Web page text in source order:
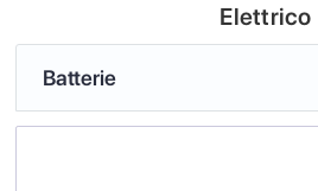
Elettrico
Batterie